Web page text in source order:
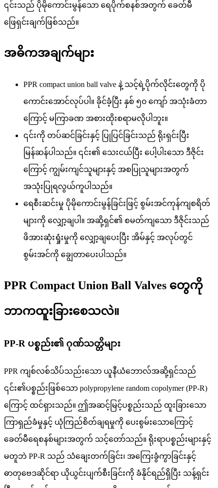
၎င်းသည် ပိုမိုကောင်းမွန်သော ရေပိုက်စနစ်အတွက် ခေတ်မီ
ဖြေရှင်းချက်ဖြစ်သည်။
အဓိကအချက်များ
PPR compact union ball valve နဲ့ သင့်ရဲ့ပိုက်လိုင်းတွေကို ပို
ကောင်းအောင်လုပ်ပါ။ ခိုင်ခံ့ပြီး နှစ် ၅၀ ကျော် အသုံးခံတာ
ကြောင့် မကြာခဏ အစားထိုးစရာမလိုပါဘူး။
၎င်းကို တပ်ဆင်ခြင်းနှင့် ပြုပြင်ခြင်းသည် ရိုးရှင်းပြီး
မြန်ဆန်ပါသည်။ ၎င်း၏ သေးငယ်ပြီး ပေါ့ပါးသော ဒီဇိုင်း
ကြောင့် ကျွမ်းကျင်သူများနှင့် အစပြုသူများအတွက်
အသုံးပြုရလွယ်ကူပါသည်။
ရေစီးဆင်းမှု ပိုမိုကောင်းမွန်ခြင်းဖြင့် စွမ်းအင်ကုန်ကျစရိတ်
များကို လျှော့ချပါ။ အဆို့ရှင်၏ စမတ်ကျသော ဒီဇိုင်းသည်
ဖိအားဆုံးရှုံးမှုကို လျှော့ချပေးပြီး အိမ်နှင့် အလုပ်တွင်
စွမ်းအင်ကို ချွေတာပေးပါသည်။
PPR Compact Union Ball Valves တွေကို
ဘာကထူးခြားစေသလဲ။
PP-R ပစ္စည်း၏ ဂုဏ်သတ္တိများ
PPR ကျစ်လစ်သိပ်သည်းသော ယူနီယံဘောလ်အဆို့ရှင်သည်
၎င်း၏ပစ္စည်းဖြစ်သော polypropylene random copolymer (PP-R)
ကြောင့် ထင်ရှားသည်။ ဤအဆင့်မြင့်ပစ္စည်းသည် ထူးခြားသော
ကြာရှည်ခံမှုနှင့် ယုံကြည်စိတ်ချရမှုကို ပေးစွမ်းသောကြောင့်
ခေတ်မီရေစနစ်များအတွက် သင့်တော်သည်။ ရိုးရာပစ္စည်းများနှင့်
မတူဘဲ PP-R သည် သံချေးတက်ခြင်း၊ အကြေးခွံကွာခြင်းနှင့်
ဓာတုဗေဒဆိုင်ရာ ယိုယွင်းပျက်စီးခြင်းကို ခံနိုင်ရည်ရှိပြီး သန့်ရှင်း